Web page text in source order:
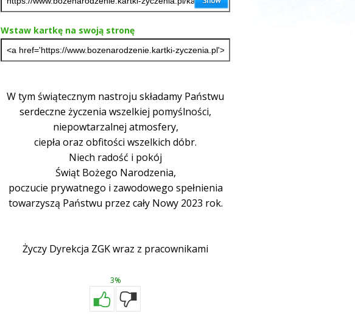
Wstaw kartkę na swoją stronę
W tym świątecznym nastroju składamy Państwu
serdeczne życzenia wszelkiej pomyślności,
niepowtarzalnej atmosfery,
ciepła oraz obfitości wszelkich dóbr.
Niech radość i pokój
Świąt Bożego Narodzenia,
poczucie prywatnego i zawodowego spełnienia
towarzyszą Państwu przez cały Nowy 2023 rok.
Życzy Dyrekcja ZGK wraz z pracownikami
3%